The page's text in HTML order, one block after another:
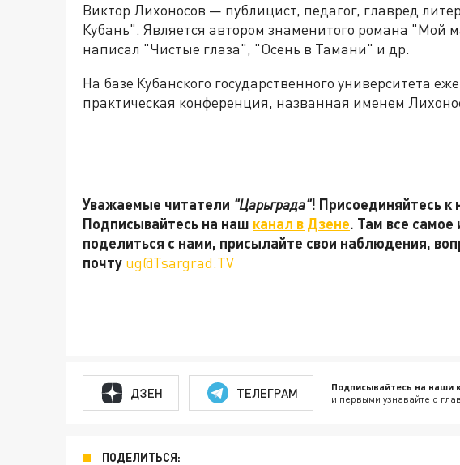
Виктор Лихоносов — публицист, педагог, главред
Кубань". Является автором знаменитого романа "Мой
написал "Чистые глаза", "Осень в Тамани" и др.
На базе Кубанского государственного университета
практическая конференция, названная именем
Уважаемые читатели "Царьграда"! Присоединяйтесь к
Подписывайтесь на наш канал в Дзене. Там все самое
поделиться с нами, присылайте свои наблюдения,
почту ug@Tsargrad.TV
ДЗЕН ТЕЛЕГРАМ Подписывайтесь на наши
и первыми узнавайте о
ПОДЕЛИТЬСЯ: